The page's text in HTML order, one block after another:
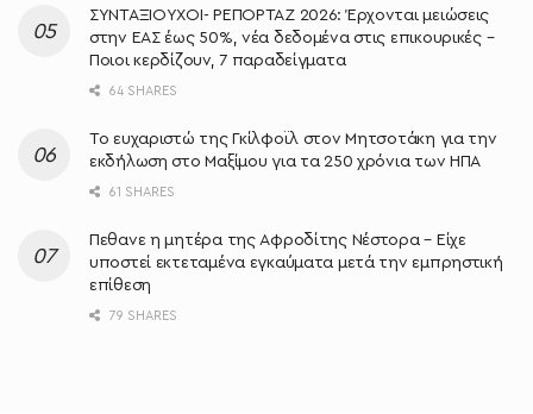
ΣΥΝΤΑΞΙΟΥΧΟΙ- ΡΕΠΟΡΤΑΖ 2026: Έρχονται μειώσεις
στην ΕΑΣ έως 50%, νέα δεδομένα στις επικουρικές –
Ποιοι κερδίζουν, 7 παραδείγματα
64 SHARES
Το ευχαριστώ της Γκίλφοϊλ στον Μητσοτάκη για την
εκδήλωση στο Μαξίμου για τα 250 χρόνια των ΗΠΑ
61 SHARES
Πεθανε η μητέρα της Αφροδίτης Νέστορα – Είχε
υποστεί εκτεταμένα εγκαύματα μετά την εμπρηστική
επίθεση
79 SHARES